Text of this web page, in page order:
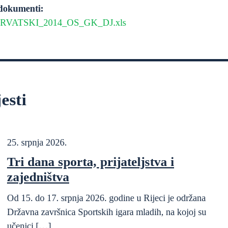
25. srpnja 2026.
Tri dana sporta, prijateljstva i
zajedništva
Od 15. do 17. srpnja 2026. godine u Rijeci je održana
Državna završnica Sportskih igara mladih, na kojoj su